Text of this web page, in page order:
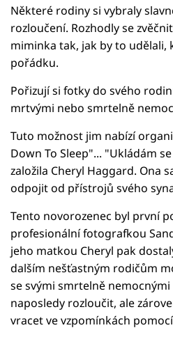
Některé rodiny si vybraly
rozloučení. Rozhodly se
miminka tak, jak by to udělali,
pořádku.
Pořizují si fotky do svého
mrtvými nebo smrtelně
Tuto možnost jim nabízí
Down To Sleep"... "Ukládám
založila Cheryl Haggard. Ona
odpojit od přístrojů svého
Tento novorozenec byl první
profesionální fotografkou
jeho matkou Cheryl pak
dalším nešťastným rodičům
se svými smrtelně
naposledy rozloučit, ale
vracet ve vzpomínkách